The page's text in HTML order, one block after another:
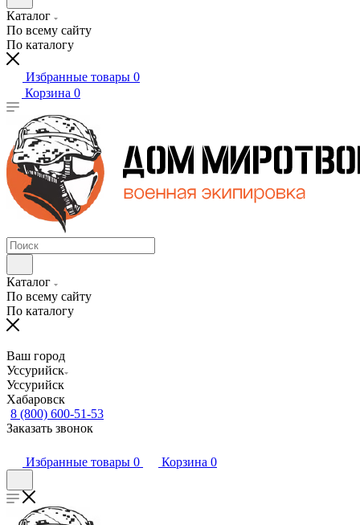
Каталог
По всему сайту
По каталогу
Избранные товары 0
Корзина 0
Каталог
По всему сайту
По каталогу
Ваш город
Уссурийск
Уссурийск
Хабаровск
8 (800) 600-51-53
Заказать звонок
Избранные товары 0 Корзина 0